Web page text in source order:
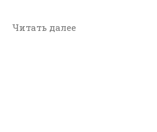
Читать далее